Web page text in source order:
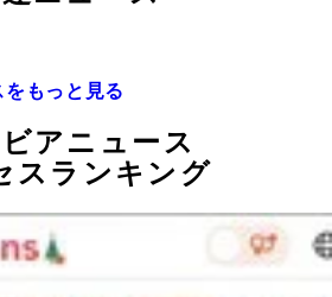
もっと見る
アニュース
スランキング